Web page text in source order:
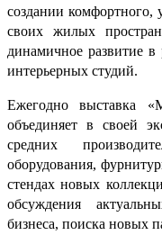
создании комфортного,
своих жилых
динамичное развитие
интерьерных студий.
Ежегодно выставка
объединяет в своей
средних
оборудования,
стендах новых
обсуждения
бизнеса, поиска новых